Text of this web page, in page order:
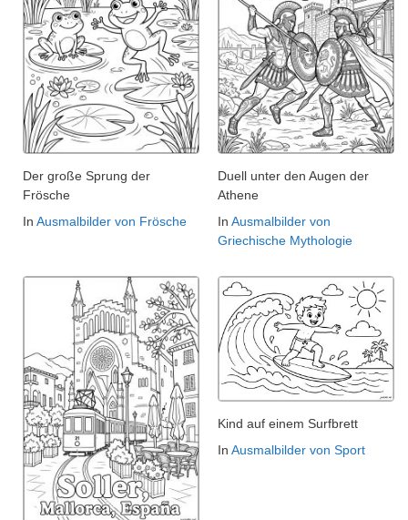
Der große Sprung der
Frösche
In Ausmalbilder von Frösche
Duell unter den Augen der
Athene
In Ausmalbilder von
Griechische Mythologie
Kind auf einem Surfbrett
In Ausmalbilder von Sport